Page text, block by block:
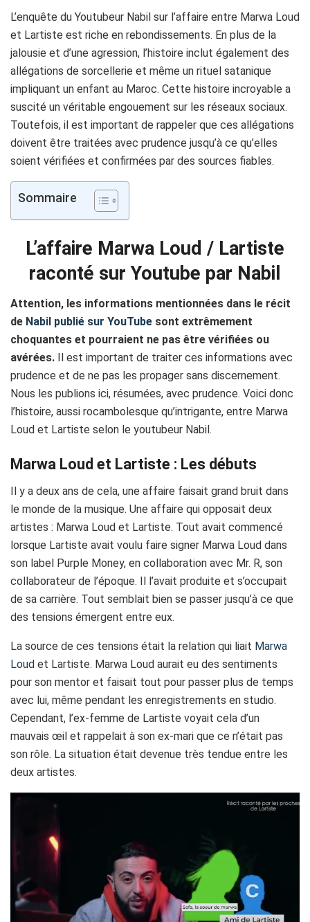
L’enquête du Youtubeur Nabil sur l’affaire entre Marwa Loud
et Lartiste est riche en rebondissements. En plus de la
jalousie et d’une agression, l’histoire inclut également des
allégations de sorcellerie et même un rituel satanique
impliquant un enfant au Maroc. Cette histoire incroyable a
suscité un véritable engouement sur les réseaux sociaux.
Toutefois, il est important de rappeler que ces allégations
doivent être traitées avec prudence jusqu’à ce qu’elles
soient vérifiées et confirmées par des sources fiables.
Sommaire
L’affaire Marwa Loud / Lartiste
raconté sur Youtube par Nabil
Attention, les informations mentionnées dans le récit
de Nabil publié sur YouTube sont extrêmement
choquantes et pourraient ne pas être vérifiées ou
avérées. Il est important de traiter ces informations avec
prudence et de ne pas les propager sans discernement.
Nous les publions ici, résumées, avec prudence. Voici donc
l’histoire, aussi rocambolesque qu’intrigante, entre Marwa
Loud et Lartiste selon le youtubeur Nabil.
Marwa Loud et Lartiste : Les débuts
Il y a deux ans de cela, une affaire faisait grand bruit dans
le monde de la musique. Une affaire qui opposait deux
artistes : Marwa Loud et Lartiste. Tout avait commencé
lorsque Lartiste avait voulu faire signer Marwa Loud dans
son label Purple Money, en collaboration avec Mr. R, son
collaborateur de l’époque. Il l’avait produite et s’occupait
de sa carrière. Tout semblait bien se passer jusqu’à ce que
des tensions émergent entre eux.
La source de ces tensions était la relation qui liait Marwa
Loud et Lartiste. Marwa Loud aurait eu des sentiments
pour son mentor et faisait tout pour passer plus de temps
avec lui, même pendant les enregistrements en studio.
Cependant, l’ex-femme de Lartiste voyait cela d’un
mauvais œil et rappelait à son ex-mari que ce n’était pas
son rôle. La situation était devenue très tendue entre les
deux artistes.